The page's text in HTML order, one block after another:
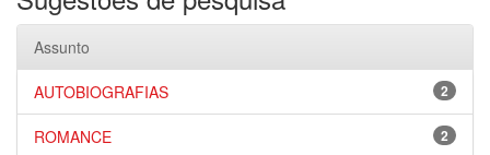
Assunto
2
AUTOBIOGRAFIAS
2
ROMANCE